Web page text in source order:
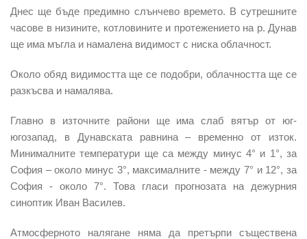
Днес ще бъде предимно слънчево времето. В сутрешните
часове в низините, котловините и протежението на р. Дунав
ще има мъгла и намалена видимост с ниска облачност.
Около обяд видимостта ще се подобри, облачността ще се
разкъсва и намалява.
Главно в източните райони ще има слаб вятър от юг-
югозапад, в Дунавската равнина – временно от изток.
Минималните температури ще са между минус 4° и 1°, за
София – около минус 3°, максималните - между 7° и 12°, за
София - около 7°. Това гласи прогнозата на дежурния
синоптик Иван Василев.
Атмосферното налягане няма да претърпи съществена